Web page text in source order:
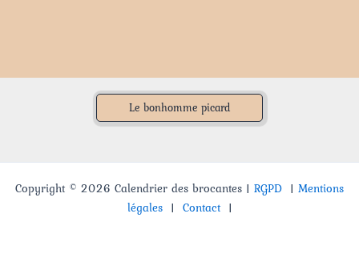
Le bonhomme picard
Copyright © 2026 Calendrier des brocantes | RGPD | Mentions
légales| Contact|